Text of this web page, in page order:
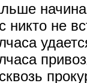
никто не